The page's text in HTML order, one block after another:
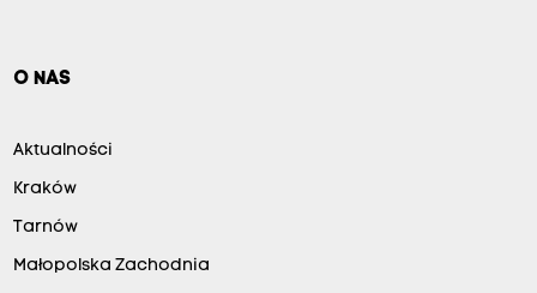
O NAS
Aktualności
Kraków
Tarnów
Małopolska Zachodnia